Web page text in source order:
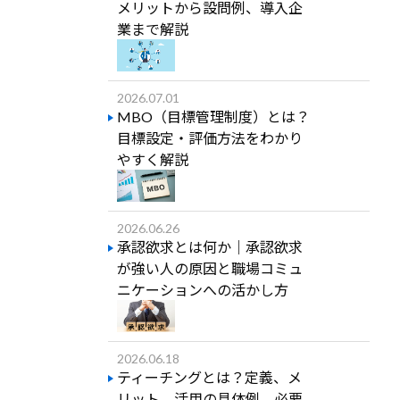
メリットから設問例、導入企
業まで解説
2026.07.01
MBO（目標管理制度）とは？
目標設定・評価方法をわかり
やすく解説
2026.06.26
承認欲求とは何か｜承認欲求
が強い人の原因と職場コミュ
ニケーションへの活かし方
2026.06.18
ティーチングとは？定義、メ